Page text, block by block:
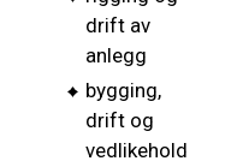
drift av
anlegg
bygging,
drift og
vedlikehold